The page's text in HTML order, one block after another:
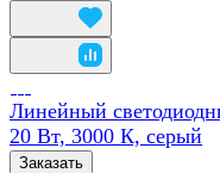
Линейный
20 Вт, 3000 К, серый
Заказать